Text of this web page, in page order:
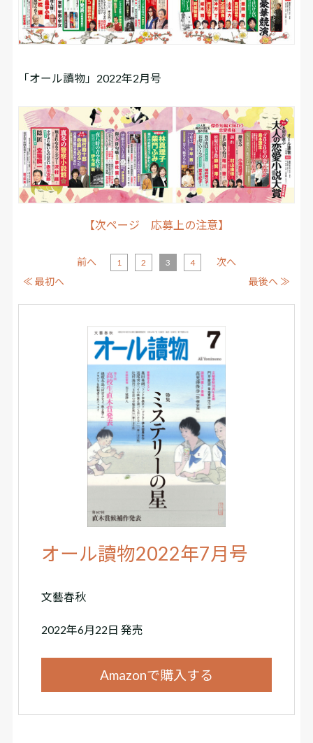
「オール讀物」2022年2月号
【次ページ 応募上の注意】
≪ 最初へ
前へ 1 2 3 4
次へ
最後へ ≫
オール讀物2022年7月号
文藝春秋
2022年6月22日 発売
Amazonで購入する